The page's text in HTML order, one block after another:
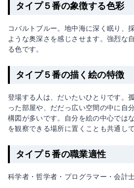
タイプ５番の象徴する色彩
コバルトブルー。地中海に深く眠り、
ような奥深さを感じさせます。強烈な
る色です。
タイプ５番の描く絵の特徴
登場する人は、だいたいひとりです。
った部屋や、だだっ広い空間の中に自
構図が多いです。自分を絵の中心では
を観察できる場所に置くことも共通して
タイプ５番の職業適性
科学者・哲学者・プログラマー・会計